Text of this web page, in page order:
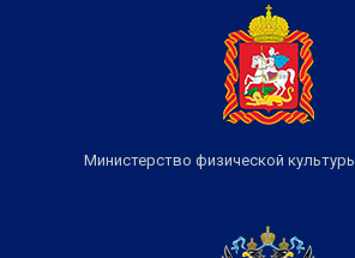
Министерство физической